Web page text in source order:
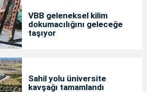
VBB geleneksel kilim
dokumacılığını geleceğe
taşıyor
Sahil yolu üniversite
kavşağı tamamlandı